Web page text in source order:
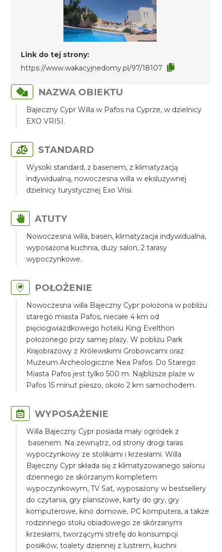
Link do tej strony:
https://www.wakacyjnedomy.pl/97/18107
NAZWA OBIEKTU
Bajeczny Cypr Willa w Pafos na Cyprze, w dzielnicy
EXO VRISI.
STANDARD
Wysoki standard, z basenem, z klimatyzacją
indywidualną, nowoczesna willa w eksluzywnej
dzielnicy turystycznej Exo Vrisi.
ATUTY
Nowoczesna willa, basen, klimatyzacja indywidualna,
wyposażona kuchnia, duży salon, 2 tarasy
wypoczynkowe.
POŁOŻENIE
Nowoczesna willa Bajeczny Cypr położona w pobliżu
starego miasta Pafos, niecałe 4 km od
pięciogwiazdkowego hotelu King Evelthon
położonego przy samej plaży. W pobliżu Park
Krajobrazowy z Królewskimi Grobowcami oraz
Muzeum Archeologiczne Nea Pafos. Do Starego
Miasta Pafos jest tylko 500 m. Najbliższe plaże w
Pafos 15 minut pieszo, około 2 km samochodem.
WYPOSAŻENIE
Willa Bajeczny Cypr posiada mały ogródek z
basenem. Na zewnątrz, od strony drogi taras
wypoczynkowy ze stolikami i krzesłami. Willa
Bajeczny Cypr składa się z klimatyzowanego salonu
dziennego ze skórzanym kompletem
wypoczynkowym, TV Sat, wyposażony w bestsellery
do czytania, gry planszowe, karty do gry, gry
komputerowe, kino domowe, PC komputera, a także
rodzinnego stołu obiadowego ze skórzanymi
krzesłami, tworzącymi strefę do konsumpcji
posiłków, toalety dziennej z lustrem, kuchni